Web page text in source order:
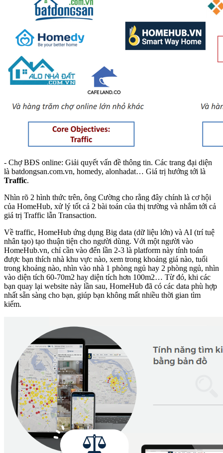
- Chợ BĐS online: Giải quyết vấn đề thông tin. Các trang đại diện
là batdongsan.com.vn, homedy, alonhadat… Giá trị hướng tới là
Traffic.
Nhìn rõ 2 hình thức trên, ông Cường cho rằng đây chính là cơ hội
của HomeHub, xử lý tốt cả 2 bài toán của thị trường và nhắm tới cả
giá trị Traffic lẫn Transaction.
Về traffic, HomeHub ứng dụng Big data (dữ liệu lớn) và AI (trí tuệ
nhân tạo) tạo thuận tiện cho người dùng. Với một người vào
HomeHub.vn, chỉ cần vào đến lần 2-3 là platform này tính toán
được bạn thích nhà khu vực nào, xem trong khoảng giá nào, tuổi
trong khoảng nào, nhìn vào nhà 1 phòng ngủ hay 2 phòng ngủ, nhìn
vào diện tích 60-70m2 hay diện tích hơn 100m2… Từ đó, khi các
bạn quay lại website này lần sau, HomeHub đã có các data phù hợp
nhất sẵn sàng cho bạn, giúp bạn không mất nhiều thời gian tìm
kiếm.